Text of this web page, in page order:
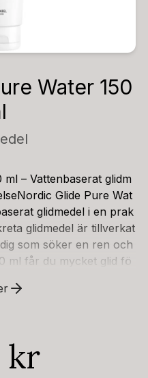
Water 150
– Vattenbaserat glidm
Glide Pure Wat
glidmedel i en prak
glidmedel är tillverkat
som söker en ren och
ml får du mycket glid fö
en ren och behaglig up
Med bara några dr
är lätt att applicera oc
kr